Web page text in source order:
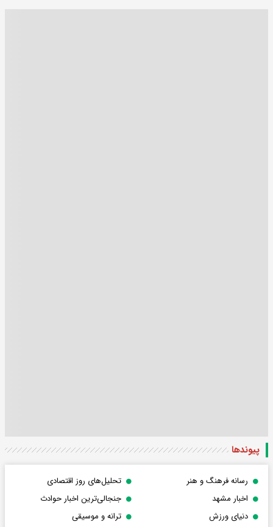
پیوندها
رسانه فرهنگ و هنر
تحلیل‌های روز اقتصادی
اخبار مشهد
جنجالی‌ترین اخبار حوادث
دنیای ورزش
ترانه و موسیقی